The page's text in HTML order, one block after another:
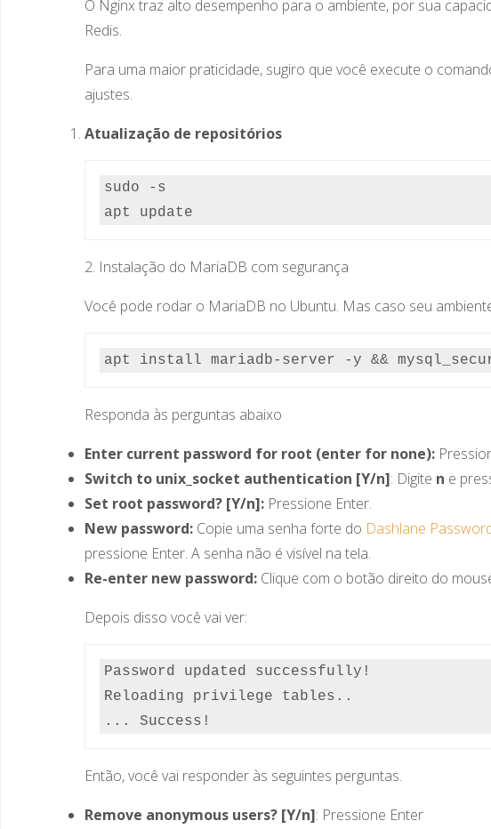
O Nginx traz alto desempenho para o ambiente, por sua
Redis.
Para uma maior praticidade, sugiro que você execute o
ajustes.
Atualização de repositórios
sudo -s
apt update
2. Instalação do MariaDB com segurança
Você pode rodar o MariaDB no Ubuntu. Mas caso seu
apt install mariadb-server -y &&
Responda às perguntas abaixo
Enter current password for root (enter for none):
Switch to unix_socket authentication [Y/n]: Digite n e
Set root password? [Y/n]:Pressione Enter.
New password:Copie uma senha forte do Dashlane
pressione Enter. A senha não é visível na tela.
Re-enter new password:Clique com o botão direito do
Depois disso você vai ver:
Password updated successfully!
Reloading privilege tables..
... Success!
Então, você vai responder às seguintes perguntas.
Remove anonymous users? [Y/n]: Pressione Enter